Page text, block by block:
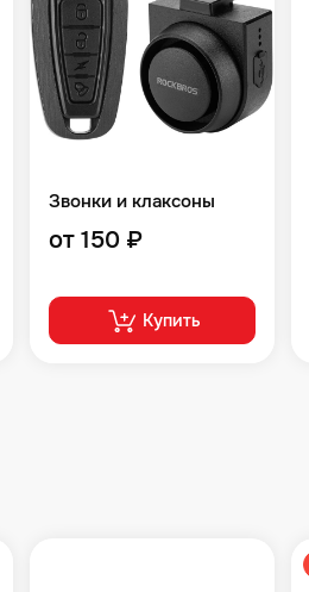
Звонки и клаксоны
от 150 ₽
Купить